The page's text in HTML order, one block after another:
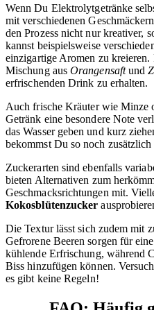
Wenn Du Elektrolytgetränke
mit verschiedenen
den Prozess nicht nur kreativer,
kannst beispielsweise
einzigartige Aromen zu
Mischung ausOrangensaftund
erfrischenden Drink zu erhalten.
Auch frische Kräuter wie Minze
Getränk eine besondere Note
das Wasser geben und kurz
bekommst Du so noch
Zuckerarten sind ebenfalls
bieten Alternativen zum
Geschmacksrichtungen mit.
Kokosblütenzucker
Die Textur lässt sich zudem mit
Gefrorene Beeren sorgen für
kühlende Erfrischung, während
Biss hinzufügen können.
es gibt keine Regeln!